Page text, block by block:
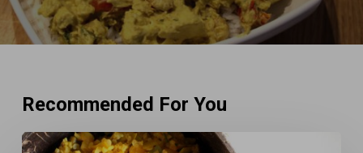
Recommended For You
Mijoté